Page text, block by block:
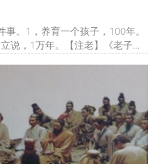
事。1，养育一个孩子，100年。
说，1万年。【注老】《老子》